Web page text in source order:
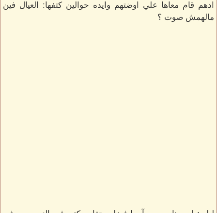
ادهم قام معاها علي اوضتهم وايده حوالين كتفها: العيال فين
مالهمش صوت ؟